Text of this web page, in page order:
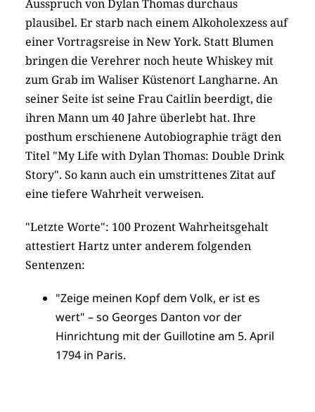
Ausspruch von Dylan Thomas durchaus
plausibel. Er starb nach einem Alkoholexzess auf
einer Vortragsreise in New York. Statt Blumen
bringen die Verehrer noch heute Whiskey mit
zum Grab im Waliser Küstenort Langharne. An
seiner Seite ist seine Frau Caitlin beerdigt, die
ihren Mann um 40 Jahre überlebt hat. Ihre
posthum erschienene Autobiographie trägt den
Titel "My Life with Dylan Thomas: Double Drink
Story". So kann auch ein umstrittenes Zitat auf
eine tiefere Wahrheit verweisen.
"Letzte Worte": 100 Prozent Wahrheitsgehalt
attestiert Hartz unter anderem folgenden
Sentenzen:
"Zeige meinen Kopf dem Volk, er ist es
wert" – so Georges Danton vor der
Hinrichtung mit der Guillotine am 5. April
1794 in Paris.